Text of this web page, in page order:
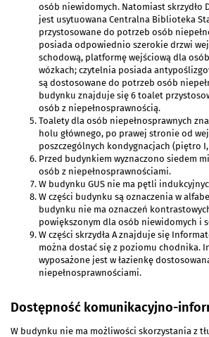
osób niewidomych. Natomiast skrzydło
jest usytuowana Centralna Biblioteka
przystosowane do potrzeb osób
posiada odpowiednio szerokie drzwi
schodową, platformę wejściową dla
wózkach; czytelnia posiada
są dostosowane do potrzeb osób
budynku znajduje się 6 toalet
osób z niepełnosprawnością.
Toalety dla osób niepełnosprawnych
holu głównego, po prawej stronie od
poszczególnych kondygnacjach (piętro I,
Przed budynkiem wyznaczono siedem
osób z niepełnosprawnościami.
W budynku GUS nie ma pętli
W części budynku są oznaczenia w
budynku nie ma oznaczeń
powiększonym dla osób niewidomych i
W części skrzydła A znajduje się
można dostać się z poziomu chodnika.
wyposażone jest w łazienkę
niepełnosprawnościami.
Dostępność komunikacyjno-
W budynku nie ma możliwości skorzystania z